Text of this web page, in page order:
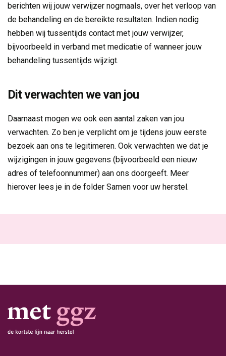
berichten wij jouw verwijzer nogmaals, over het verloop van
de behandeling en de bereikte resultaten. Indien nodig
hebben wij tussentijds contact met jouw verwijzer,
bijvoorbeeld in verband met medicatie of wanneer jouw
behandeling tussentijds wijzigt.
Dit verwachten we van jou
Daarnaast mogen we ook een aantal zaken van jou
verwachten. Zo ben je verplicht om je tijdens jouw eerste
bezoek aan ons te legitimeren. Ook verwachten we dat je
wijzigingen in jouw gegevens (bijvoorbeeld een nieuw
adres of telefoonnummer) aan ons doorgeeft. Meer
hierover lees je in de folder Samen voor uw herstel.